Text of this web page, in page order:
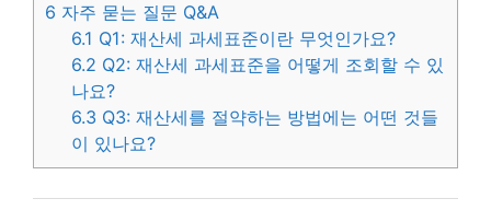
6 자주 묻는 질문 Q&A
6.1 Q1: 재산세 과세표준이란 무엇인가요?
6.2 Q2: 재산세 과세표준을 어떻게 조회할 수 있
나요?
6.3 Q3: 재산세를 절약하는 방법에는 어떤 것들
이 있나요?